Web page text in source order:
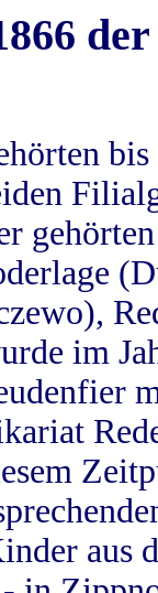
im
aus